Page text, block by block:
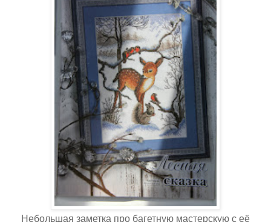
Небольшая заметка про багетную мастерскую с её